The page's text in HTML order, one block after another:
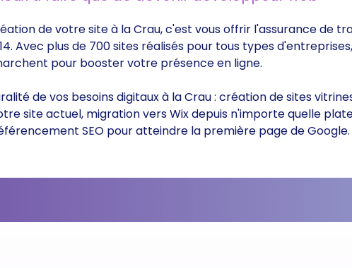
de votre site à la Crau, c'est vous offrir l'assurance de
Avec plus de 700 sites réalisés pour tous types
pour booster votre présence en ligne.
de vos besoins digitaux à la Crau : création de sites
site actuel, migration vers Wix depuis n'importe quelle
SEO pour atteindre la première page de Google.